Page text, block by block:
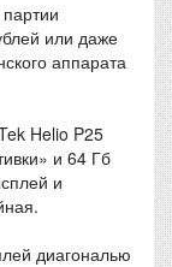
или даже
аппарата
Helio P25
и 64 Гб
и
диагональю